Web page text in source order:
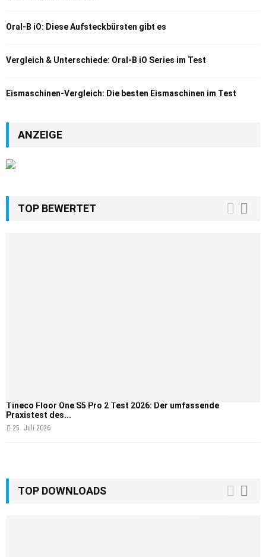
Oral-B iO: Diese Aufsteckbürsten gibt es
Vergleich & Unterschiede: Oral-B iO Series im Test
Eismaschinen-Vergleich: Die besten Eismaschinen im Test
ANZEIGE
TOP BEWERTET
Tineco Floor One S5 Pro 2 Test 2026: Der umfassende
Praxistest des...
25. Juli 2026
TOP DOWNLOADS